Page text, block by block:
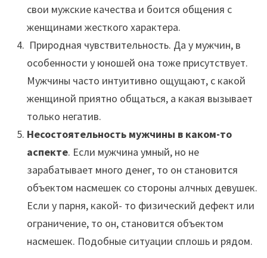
свои мужские качества и боится общения с
женщинами жесткого характера.
Природная чувствительность. Да у мужчин, в
особенности у юношей она тоже присутствует.
Мужчины часто интуитивно ощущают, с какой
женщиной приятно общаться, а какая вызывает
только негатив.
Несостоятельность мужчины в каком-то
аспекте. Если мужчина умный, но не
зарабатывает много денег, то он становится
объектом насмешек со стороны алчных девушек.
Если у парня, какой- то физический дефект или
ограничение, то он, становится объектом
насмешек. Подобные ситуации сплошь и рядом.